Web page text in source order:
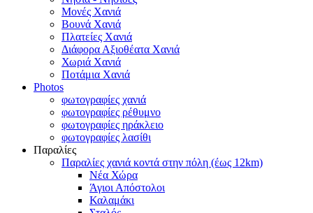
Μονές Χανιά
Βουνά Χανιά
Πλατείες Χανιά
Διάφορα Αξιοθέατα Χανιά
Χωριά Χανιά
Ποτάμια Χανιά
Photos
φωτογραφίες χανιά
φωτογραφίες ρέθυμνο
φωτογραφίες ηράκλειο
φωτογραφίες λασίθι
Παραλίες
Παραλίες χανιά κοντά στην πόλη (έως 12km)
Νέα Χώρα
Άγιοι Απόστολοι
Καλαμάκι